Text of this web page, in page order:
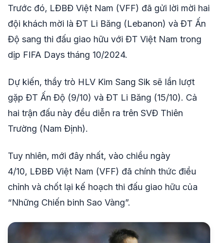
Trước đó, LĐBĐ Việt Nam (VFF) đã gửi lời mời hai
đội khách mời là ĐT Li Băng (Lebanon) và ĐT Ấn
Độ sang thi đấu giao hữu với ĐT Việt Nam trong
dịp FIFA Days tháng 10/2024.
Dự kiến, thầy trò HLV Kim Sang Sik sẽ lần lượt
gặp ĐT Ấn Độ (9/10) và ĐT Li Băng (15/10). Cả
hai trận đấu này đều diễn ra trên SVĐ Thiên
Trường (Nam Định).
Tuy nhiên, mới đây nhất, vào chiều ngày
4/10, LĐBĐ Việt Nam (VFF) đã chính thức điều
chỉnh và chốt lại kế hoạch thi đấu giao hữu của
“Những Chiến binh Sao Vàng”.